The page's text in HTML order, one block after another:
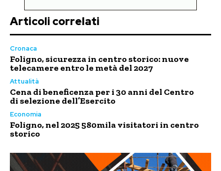
Articoli correlati
Cronaca
Foligno, sicurezza in centro storico: nuove
telecamere entro le metà del 2027
Attualità
Cena di beneficenza per i 30 anni del Centro
di selezione dell’Esercito
Economia
Foligno, nel 2025 580mila visitatori in centro
storico